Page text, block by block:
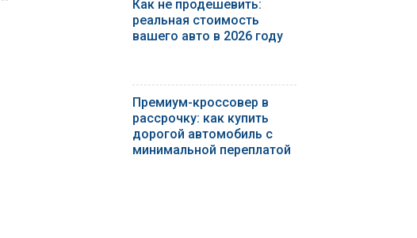
Как не продешевить:
реальная стоимость
вашего авто в 2026 году
Премиум-кроссовер в
рассрочку: как купить
дорогой автомобиль с
минимальной переплатой